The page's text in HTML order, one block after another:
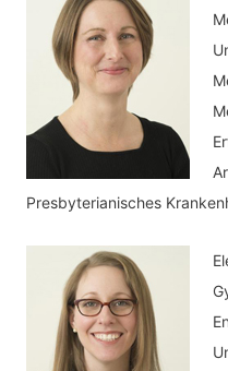
Presbyterianisches